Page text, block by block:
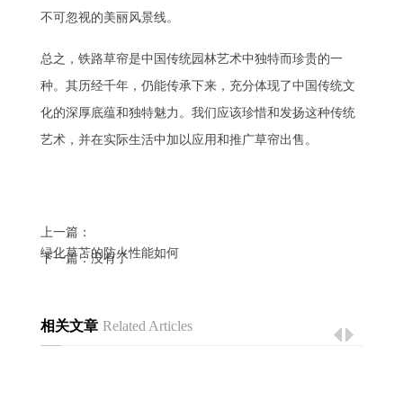
不可忽视的美丽风景线。
总之，铁路草帘是中国传统园林艺术中独特而珍贵的一
种。其历经千年，仍能传承下来，充分体现了中国传统文
化的深厚底蕴和独特魅力。我们应该珍惜和发扬这种传统
艺术，并在实际生活中加以应用和推广草帘出售。
上一篇：
绿化草苫的防火性能如何
下一篇：没有了
相关文章 Related Articles